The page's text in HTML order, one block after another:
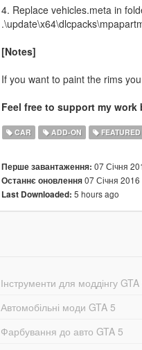
4. Replace vehicles.meta in
[Notes]
If you want to paint the rims
Feel free to support my
CAR ADD-ON FEATURED
Перше завантаження: 07 Січня
Останнє оновлення07 Січня 2016
Last Downloaded: 5 hours ago
Інструменти для моддінгу GTA
Автомобільні моди GTA 5
Фарбування до авто GTA 5